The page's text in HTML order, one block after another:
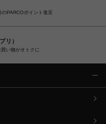
PARCOポイント進呈
リ）
い物がオトクに